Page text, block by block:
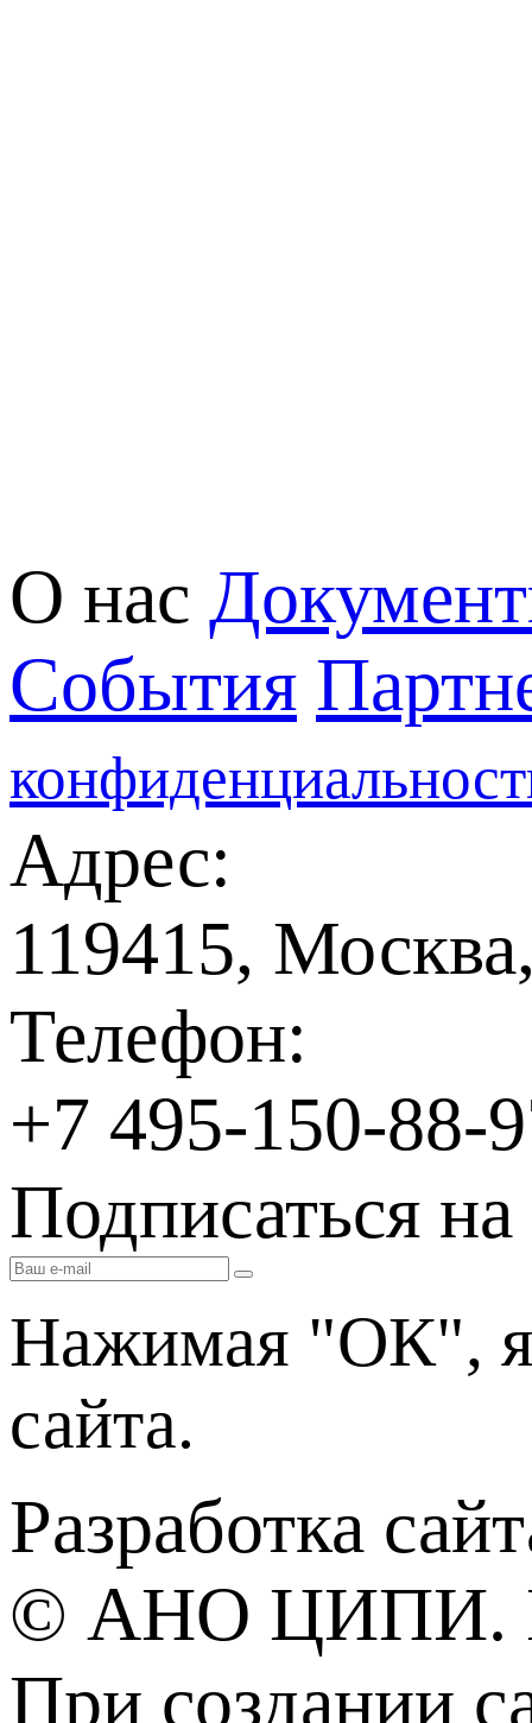
О нас
События
Адрес:
119415,
Телефон:
+7 495-150-88-
Подписаться
Нажимая "ОК",
сайта.
Разработка
© АНО ЦИПИ.
При создании